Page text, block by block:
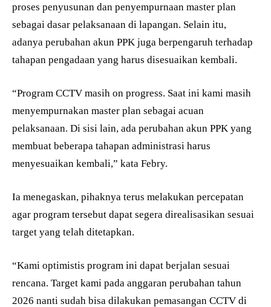
proses penyusunan dan penyempurnaan master plan
sebagai dasar pelaksanaan di lapangan. Selain itu,
adanya perubahan akun PPK juga berpengaruh terhadap
tahapan pengadaan yang harus disesuaikan kembali.
“Program CCTV masih on progress. Saat ini kami masih
menyempurnakan master plan sebagai acuan
pelaksanaan. Di sisi lain, ada perubahan akun PPK yang
membuat beberapa tahapan administrasi harus
menyesuaikan kembali,” kata Febry.
Ia menegaskan, pihaknya terus melakukan percepatan
agar program tersebut dapat segera direalisasikan sesuai
target yang telah ditetapkan.
“Kami optimistis program ini dapat berjalan sesuai
rencana. Target kami pada anggaran perubahan tahun
2026 nanti sudah bisa dilakukan pemasangan CCTV di